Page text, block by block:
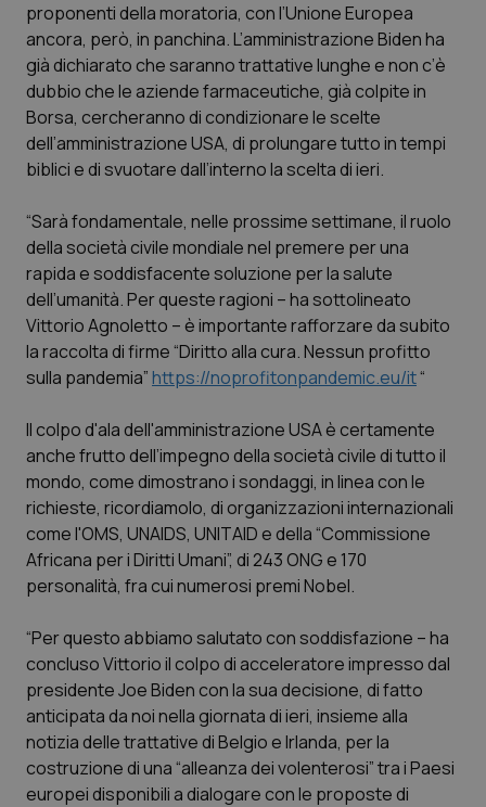
Friuli Venezia Giulia
Lazio
Liguria
Marche
Molise
Piemonte
Provincia Autonoma di Bolzano
Provincia Autonoma di Trento
Puglia
Sardegna
Sicilia
Toscana
Umbria
Dermatite Atopica
Diabete & glucometri
Disturbi dell’umore
Donna & Salute
Epatiti
HIV
Infezioni & Febbre
Ipertensione & Scompenso
Malattie rare
Malattia di Crohn & Rettocolite Ulcerosa
Neuroscienze & patologie neurodegenerative
Obesità
Oftalmologia
proponenti della moratoria, con l’Unione Europea
ancora, però, in panchina. L’amministrazione Biden ha
già dichiarato che saranno trattative lunghe e non c’è
dubbio che le aziende farmaceutiche, già colpite in
Borsa, cercheranno di condizionare le scelte
dell’amministrazione USA, di prolungare tutto in tempi
biblici e di svuotare dall’interno la scelta di ieri.
“Sarà fondamentale, nelle prossime settimane, il ruolo
della società civile mondiale nel premere per una
rapida e soddisfacente soluzione per la salute
dell’umanità. Per queste ragioni – ha sottolineato
Vittorio Agnoletto – è importante rafforzare da subito
la raccolta di firme “Diritto alla cura. Nessun profitto
sulla pandemia”https://noprofitonpandemic.eu/it“
Il colpo d'ala dell'amministrazione USA è certamente
anche frutto dell’impegno della società civile di tutto il
mondo, come dimostrano i sondaggi, in linea con le
richieste, ricordiamolo, di organizzazioni internazionali
come l'OMS, UNAIDS, UNITAID e della “Commissione
Africana per i Diritti Umani”, di 243 ONG e 170
personalità, fra cui numerosi premi Nobel.
“Per questo abbiamo salutato con soddisfazione – ha
concluso Vittorio il colpo di acceleratore impresso dal
presidente Joe Biden con la sua decisione, di fatto
anticipata da noi nella giornata di ieri, insieme alla
notizia delle trattative di Belgio e Irlanda, per la
costruzione di una “alleanza dei volenterosi” tra i Paesi
europei disponibili a dialogare con le proposte di